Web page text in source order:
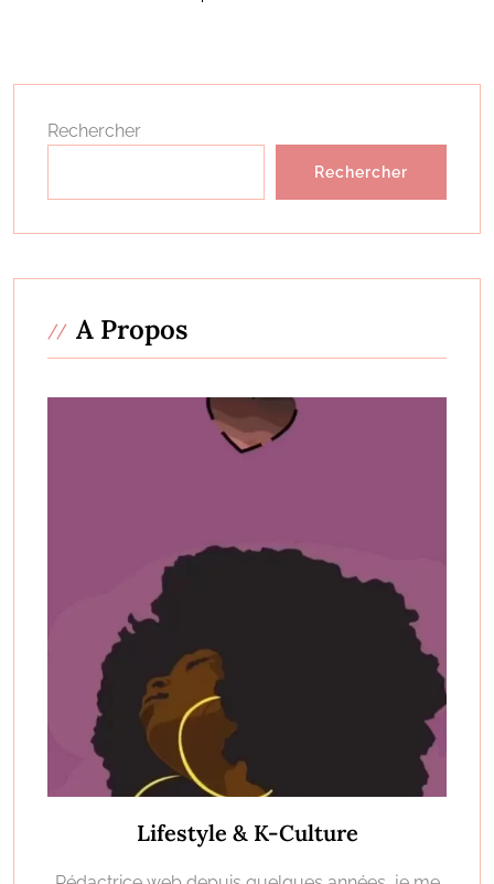
Rechercher
Rechercher
A Propos
Lifestyle & K-Culture